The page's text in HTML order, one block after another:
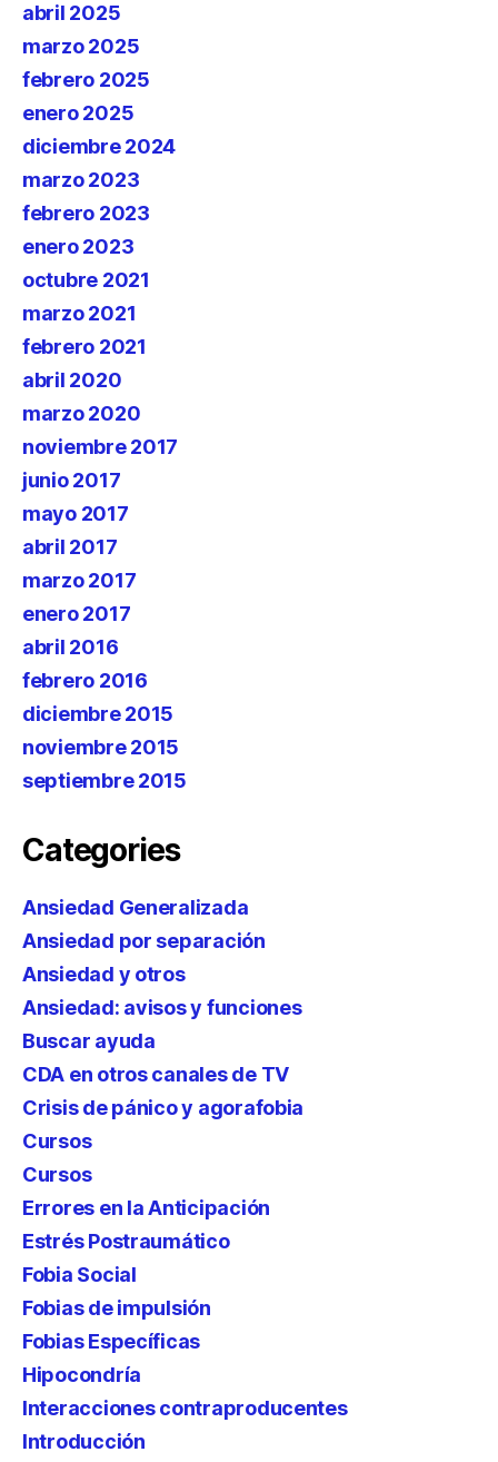
abril 2025
marzo 2025
febrero 2025
enero 2025
diciembre 2024
marzo 2023
febrero 2023
enero 2023
octubre 2021
marzo 2021
febrero 2021
abril 2020
marzo 2020
noviembre 2017
junio 2017
mayo 2017
abril 2017
marzo 2017
enero 2017
abril 2016
febrero 2016
diciembre 2015
noviembre 2015
septiembre 2015
Categories
Ansiedad Generalizada
Ansiedad por separación
Ansiedad y otros
Ansiedad: avisos y funciones
Buscar ayuda
CDA en otros canales de TV
Crisis de pánico y agorafobia
Cursos
Cursos
Errores en la Anticipación
Estrés Postraumático
Fobia Social
Fobias de impulsión
Fobias Específicas
Hipocondría
Interacciones contraproducentes
Introducción